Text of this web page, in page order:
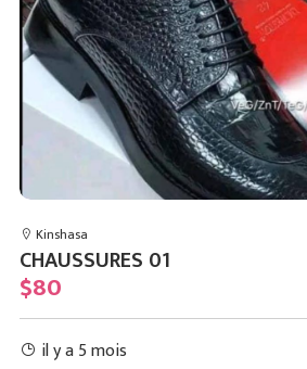
Kinshasa
CHAUSSURES 01
$80
il y a 5 mois